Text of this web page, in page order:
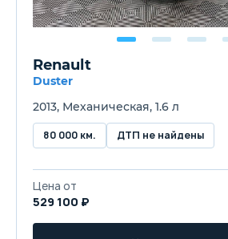
Renault
Duster
2013, Механическая, 1.6 л
80 000 км. ДТП не найдены
Цена от
529 100 ₽